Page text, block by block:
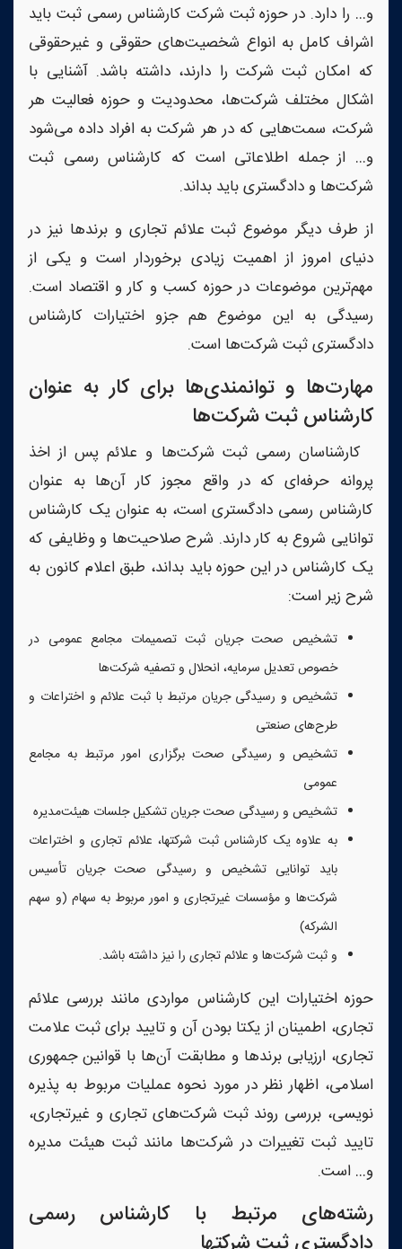
و… را دارد. در حوزه ثبت شرکت کارشناس رسمی ثبت باید
اشراف کامل به انواع شخصیت‌های حقوقی و غیرحقوقی
که امکان ثبت شرکت را دارند، داشته باشد. آشنایی با
اشکال مختلف شرکت‌ها، محدودیت و حوزه فعالیت هر
شرکت، سمت‌هایی که در هر شرکت به افراد داده می‌شود
و… از جمله اطلاعاتی است که کارشناس رسمی ثبت
شرکت‌ها و دادگستری باید بداند.
از طرف دیگر موضوع ثبت علائم تجاری و برندها نیز در
دنیای امروز از اهمیت زیادی برخوردار است و یکی از
مهم‌ترین موضوعات در حوزه کسب و کار و اقتصاد است.
رسیدگی به این موضوع هم جزو اختیارات کارشناس
دادگستری ثبت شرکت‌ها است.
مهارت‌ها و توانمندی‌ها برای کار به عنوان
کارشناس ثبت شرکت‌ها
کارشناسان رسمی ثبت شرکت‌ها و علائم پس از اخذ
پروانه‌ حرفه‌ای که در واقع مجوز کار آن‌ها به عنوان
کارشناس رسمی دادگستری است، به عنوان یک کارشناس
توانایی شروع به کار دارند. شرح صلاحیت‌ها و وظایفی که
یک کارشناس در این حوزه باید بداند، طبق اعلام کانون به
شرح زیر است:
تشخیص صحت جریان ثبت تصمیمات مجامع عمومی در
خصوص تعدیل سرمایه، انحلال و تصفیه شرکت‌ها
تشخیص و رسیدگی جریان مرتبط با ثبت علائم و اختراعات و
طرح‌های صنعتی
تشخیص و رسیدگی صحت برگزاری امور مرتبط به مجامع
عمومی
تشخیص و رسیدگی صحت جریان تشکیل جلسات هیئت‌مدیره
به علاوه یک کارشناس ثبت شرکتها، علائم تجاری و اختراعات
باید توانایی تشخیص و رسیدگی صحت جریان تأسیس
شرکت‌ها و مؤسسات غیرتجاری و امور مربوط به سهام (و سهم
الشرکه)
و ثبت شرکت‌ها و علائم تجاری را نیز داشته باشد.
حوزه اختیارات این کارشناس مواردی مانند بررسی علائم
تجاری، اطمینان از یکتا بودن آن و تایید برای ثبت علامت
تجاری، ارزیابی برندها و مطابقت آن‌ها با قوانین جمهوری
اسلامی، اظهار نظر در مورد نحوه عملیات مربوط به پذیره
نویسی، بررسی روند ثبت شرکت‌های تجاری و غیرتجاری،
تایید ثبت تغییرات در شرکت‌ها مانند ثبت هیئت مدیره
و… است.
رشته‌های مرتبط با کارشناس رسمی